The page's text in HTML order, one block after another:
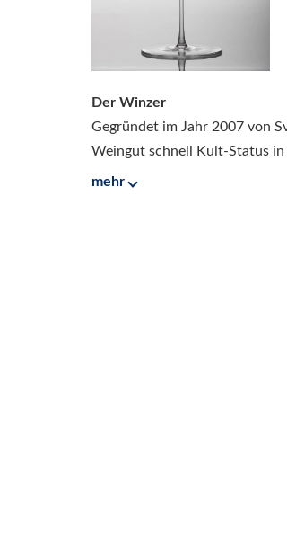
Der Winzer
Gegründet im Jahr 2007 von
Weingut schnell Kult-Status in
mehr